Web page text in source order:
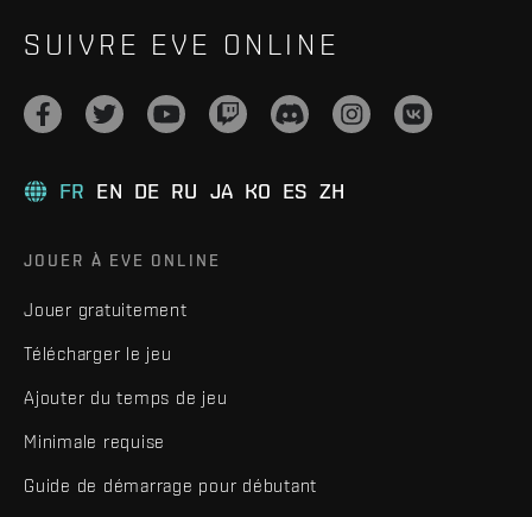
SUIVRE EVE ONLINE
FR EN DE RU JA KO ES ZH
JOUER À EVE ONLINE
Jouer gratuitement
Télécharger le jeu
Ajouter du temps de jeu
Minimale requise
Guide de démarrage pour débutant